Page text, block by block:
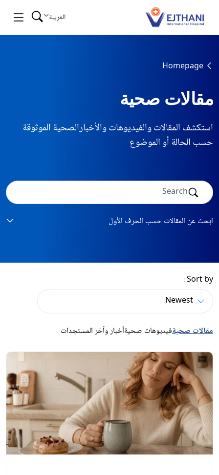
العربية
مقالات صحية
استكشف المقالات والفيديوهات والأخبارالصحية الموثوقة
حسب الحالة أو الموضوع
ابحث عن المقالات حسب الحرف الأول
Sort by :
مقالات صحيةفيديوهات صحيةأخبار وآخر المستجدات